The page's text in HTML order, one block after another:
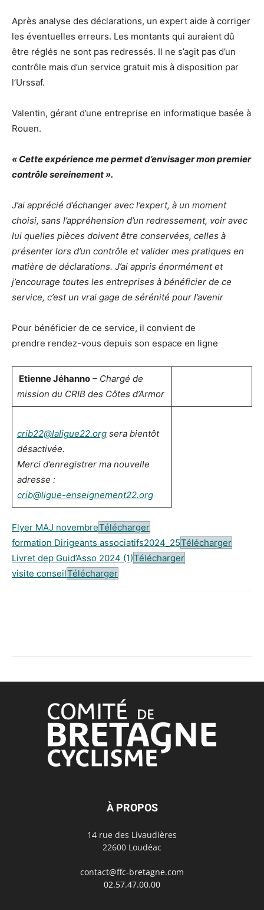
Après analyse des déclarations, un expert aide à corriger
les éventuelles erreurs. Les montants qui auraient dû
être réglés ne sont pas redressés. Il ne s’agit pas d’un
contrôle mais d’un service gratuit mis à disposition par
l’Urssaf.
Valentin, gérant d’une entreprise en informatique basée à
Rouen.
« Cette expérience me permet d’envisager mon premier
contrôle sereinement ».
J’ai apprécié d’échanger avec l’expert, à un moment
choisi, sans l’appréhension d’un redressement, voir avec
lui quelles pièces doivent être conservées, celles à
présenter lors d’un contrôle et valider mes pratiques en
matière de déclarations. J’ai appris énormément et
j’encourage toutes les entreprises à bénéficier de ce
service, c’est un vrai gage de sérénité pour l’avenir
Pour bénéficier de ce service, il convient de
prendre rendez-vous depuis son espace en ligne
Etienne Jéhanno– Chargé de
mission du CRIB des Côtes d’Armor
crib22@laligue22.orgsera bientôt
désactivée.
Merci d’enregistrer ma nouvelle
adresse :
crib@ligue-enseignement22.org
Flyer MAJ novembreTélécharger
formation Dirigeants associatifs2024_25Télécharger
Livret dep Guid’Asso 2024 (1)Télécharger
visite conseilTélécharger
À PROPOS
14 rue des Livaudières
22600 Loudéac
contact@ffc-bretagne.com
02.57.47.00.00